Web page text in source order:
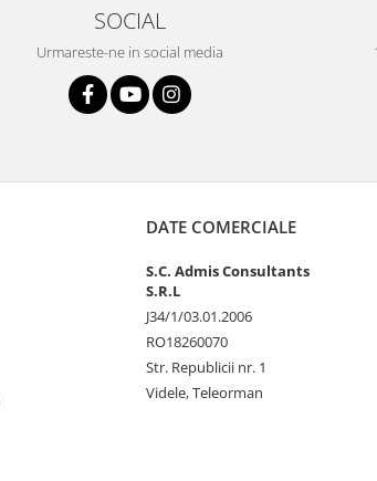
SOCIAL
Urmareste-ne in social media
DATE COMERCIALE
S.C. Admis Consultants
S.R.L
J34/1/03.01.2006
RO18260070
Str. Republicii nr. 1
Videle, Teleorman